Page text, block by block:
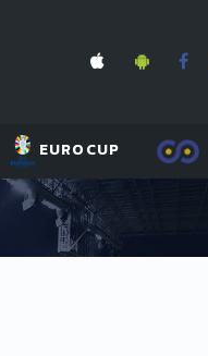
EUROCUP